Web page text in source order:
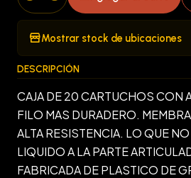
Cantidad
Mostrar stock de ubicaciones
DESCRIPCIÓN
CAJA DE 20 CARTUCHOS CON
FILO MAS DURADERO.
ALTA RESISTENCIA. LO QUE
LIQUIDO A LA PARTE
FABRICADA DE PLASTICO DE